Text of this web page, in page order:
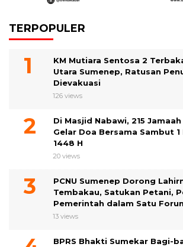
TERPOPULER
KM Mutiara Sentosa 2
Utara Sumenep, Ratusan
Dievakuasi
126 views
Di Masjid Nabawi, 215
Gelar Doa Bersama Sambut 1
1448 H
20 views
PCNU Sumenep Dorong
Tembakau, Satukan Petani,
Pemerintah dalam Satu
13 views
BPRS Bhakti Sumekar Bagi-